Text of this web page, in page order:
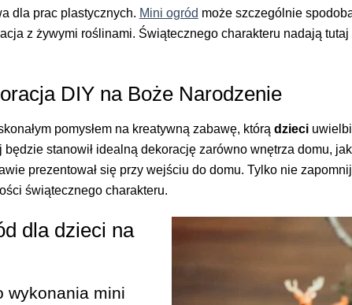
dla prac plastycznych. Mini ogród może szczególnie
z żywymi roślinami. Świątecznego charakteru nadają
DIY na Boże Narodzenie
pomysłem na kreatywną zabawę, którą dzieci
stanowił idealną dekorację zarówno wnętrza domu,
prezentował się przy wejściu do domu. Tylko nie
świątecznego charakteru.
dla dzieci na
wykonania mini